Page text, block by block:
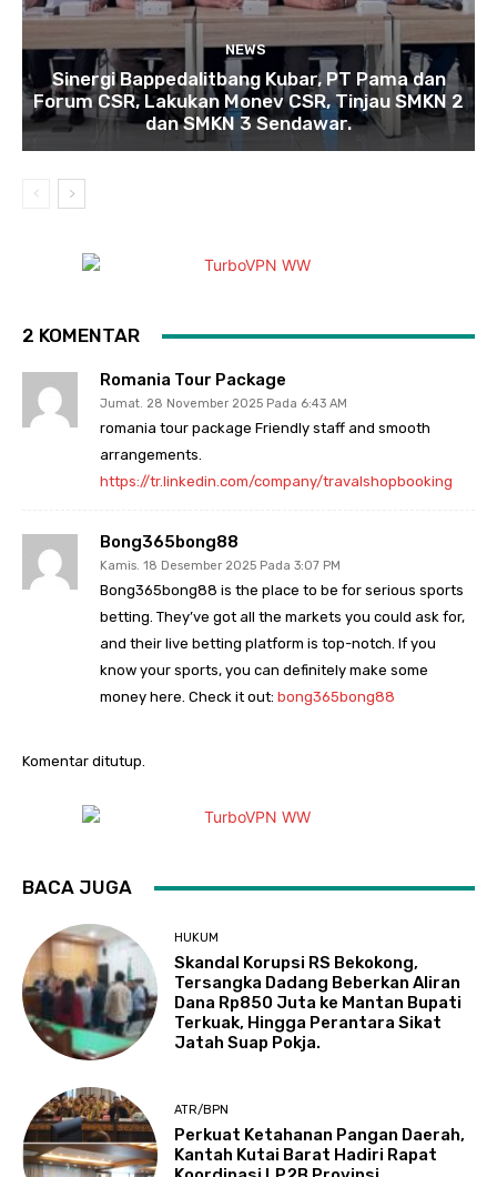
NEWS
Sinergi Bappedalitbang Kubar, PT Pama dan
Forum CSR, Lakukan Monev CSR, Tinjau SMKN 2
dan SMKN 3 Sendawar.
2 KOMENTAR
Romania Tour Package
Jumat. 28 November 2025 Pada 6:43 AM
romania tour package Friendly staff and smooth
arrangements.
https://tr.linkedin.com/company/travalshopbooking
Bong365bong88
Kamis. 18 Desember 2025 Pada 3:07 PM
Bong365bong88 is the place to be for serious sports
betting. They’ve got all the markets you could ask for,
and their live betting platform is top-notch. If you
know your sports, you can definitely make some
money here. Check it out: bong365bong88
Komentar ditutup.
BACA JUGA
HUKUM
Skandal Korupsi RS Bekokong,
Tersangka Dadang Beberkan Aliran
Dana Rp850 Juta ke Mantan Bupati
Terkuak, Hingga Perantara Sikat
Jatah Suap Pokja.
ATR/BPN
Perkuat Ketahanan Pangan Daerah,
Kantah Kutai Barat Hadiri Rapat